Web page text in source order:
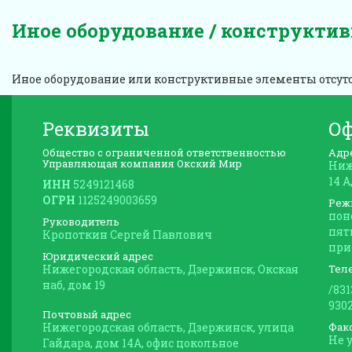
Иное оборудование /
Иное оборудование или конструктивные элементы
Реквизиты
Общество с ограниченной ответственностью
Управляющая компания Окский Мир
ИНН 5249121468
ОГРН 1125249003659
Руководитель
Кропоткин Сергей Павлович
Юридический адрес
Нижегородская область, Дзержинск, Окская
наб, дом 19
Почтовый адрес
Нижегородская область, Дзержинск, улица
Гайдара, дом 14А, офис цокольное
14
/
Не